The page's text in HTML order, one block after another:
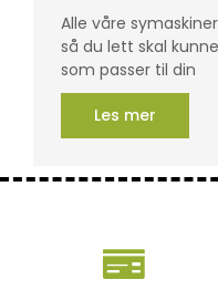
Alle våre
så du lett skal
som passer til din
Les mer